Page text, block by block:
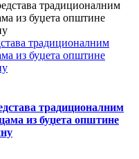
традиционалним
из буџета општине
традиционалним
из буџета општине